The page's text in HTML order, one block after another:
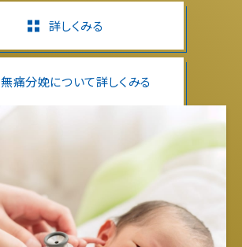
詳しくみる
無痛分娩について詳しくみる